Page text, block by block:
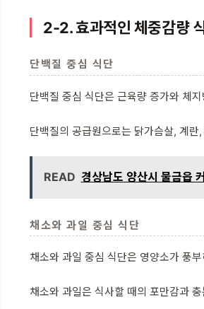
2-2. 효과적인 체중감량
단백질 중심 식단
단백질 중심 식단은 근육량 증가와 체
단백질의 공급원으로는 닭가슴살, 계란
READ 경상남도 양산시 물금읍
채소와 과일 중심 식단
채소와 과일 중심 식단은 영양소가 풍
채소와 과일은 식사할 때의 포만감과